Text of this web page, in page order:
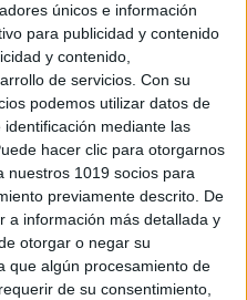
únicos e información
para publicidad y contenido
y contenido,
de servicios. Con su
podemos utilizar datos de
mediante las
hacer clic para otorgarnos
nuestros 1019 socios para
previamente descrito. De
a información más detallada y
otorgar o negar su
que algún procesamiento de
de su consentimiento,
COLOR PARA
2023-2024
PARA DECORAR TU
a nuestro
queremos compartir
decorar tu clase en